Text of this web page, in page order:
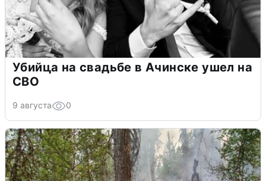
Убийца на свадьбе в Ачинске ушел на
СВО
9 августа 0